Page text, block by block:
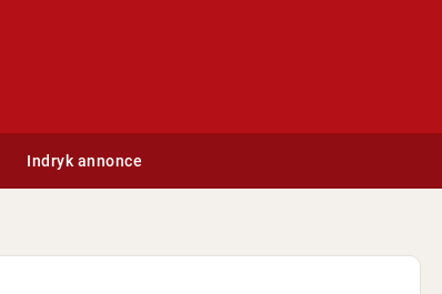
Indryk annonce